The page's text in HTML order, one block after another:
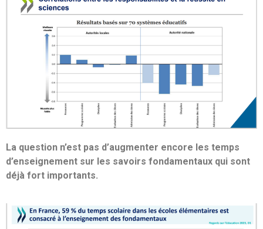
La question n’est pas d’augmenter encore les temps
d’enseignement sur les savoirs fondamentaux qui sont
déjà fort importants.